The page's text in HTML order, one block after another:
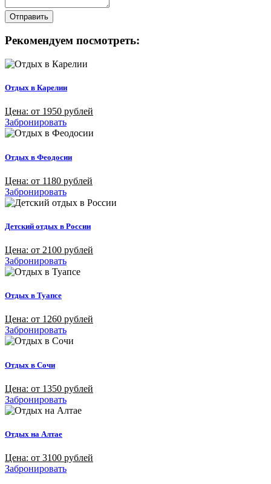
Отправить
Рекомендуем посмотреть:
Отдых в Карелии
Цена: от 1950 рублей
Забронировать
Отдых в Феодосии
Цена: от 1180 рублей
Забронировать
Детский отдых в России
Цена: от 2100 рублей
Забронировать
Отдых в Туапсе
Цена: от 1260 рублей
Забронировать
Отдых в Сочи
Цена: от 1350 рублей
Забронировать
Отдых на Алтае
Цена: от 3100 рублей
Забронировать